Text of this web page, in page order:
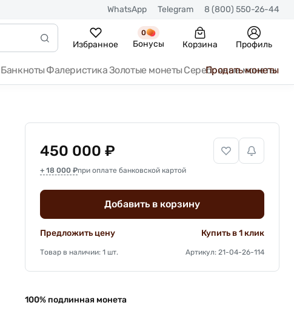
WhatsApp Telegram 8 (800) 550-26-44
Избранное
0
Бонусы Корзина Профиль
Банкноты ФалеристикаЗолотые монеты Серебряные монеты
Продать монеты
450 000 ₽
+ 18 000 ₽при оплате банковской картой
Добавить в корзину
Предложить цену Купить в 1 клик
Товар в наличии: 1 шт. Артикул: 21-04-26-114
100% подлинная монета